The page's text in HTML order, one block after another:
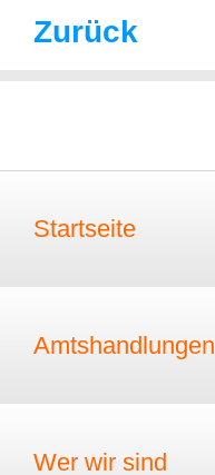
Zurück
Startseite
Amtshandlungen
Wer wir sind